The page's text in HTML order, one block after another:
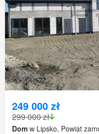
249 000 zł
299 000 zł
Dom w Lipsko, Powiat